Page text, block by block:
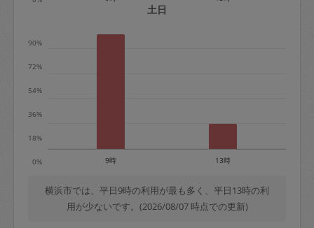
※キャンセル料金の設定について：
土日
0%
18%
36%
54%
72%
90%
9時 13時
横浜市では、平日9時の利用が最も多く、平日13時の利
用が少ないです。(2026/08/07 時点での更新)